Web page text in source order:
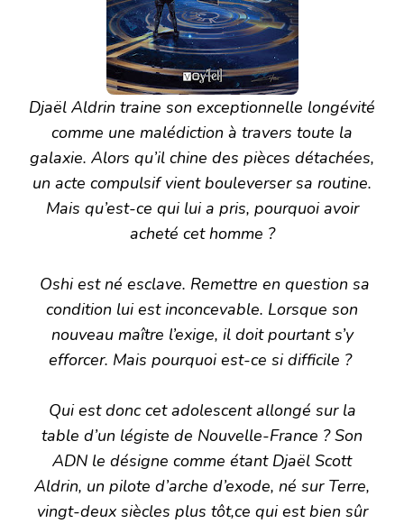
Djaël Aldrin traine son exceptionnelle longévité
comme une malédiction à travers toute la
galaxie. Alors qu’il chine des pièces détachées,
un acte compulsif vient bouleverser sa routine.
Mais qu’est-ce qui lui a pris, pourquoi avoir
acheté cet homme ?
Oshi est né esclave. Remettre en question sa
condition lui est inconcevable. Lorsque son
nouveau maître l’exige, il doit pourtant s’y
efforcer. Mais pourquoi est-ce si difficile ?
Qui est donc cet adolescent allongé sur la
table d’un légiste de Nouvelle-France ? Son
ADN le désigne comme étant Djaël Scott
Aldrin, un pilote d’arche d’exode, né sur Terre,
vingt-deux siècles plus tôt,ce qui est bien sûr